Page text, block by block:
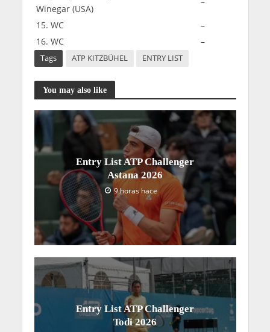
Winegar (USA)
15. WC
–
16. WC
–
Tags ATP KITZBÜHEL ENTRY LIST
You may also like
Entry List ATP Challenger
Astana 2026
9 horas hace
Entry List ATP Challenger
Todi 2026